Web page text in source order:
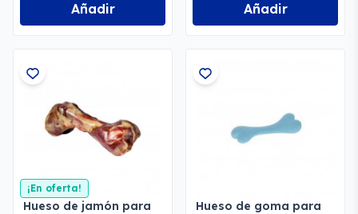
Añadir Añadir
¡En oferta!
Hueso de jamón para
Hueso de goma para